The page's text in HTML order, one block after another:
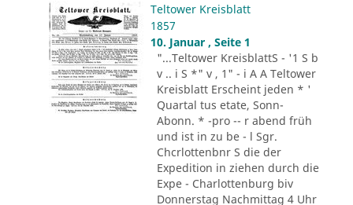
Teltower Kreisblatt
1857
10. Januar , Seite 1
"...Teltower KreisblattS - '1 S b
v .. i S *" v , 1" - i A A Teltower
Kreisblatt Erscheint jeden * '
Quartal tus etate, Sonn-
Abonn. * -pro -- r abend früh
und ist in zu be - l Sgr.
Chcrlottenbnr S die der
Expedition in ziehen durch die
Expe - Charlottenburg biv
Donnerstag Nachmittag 4 Uhr